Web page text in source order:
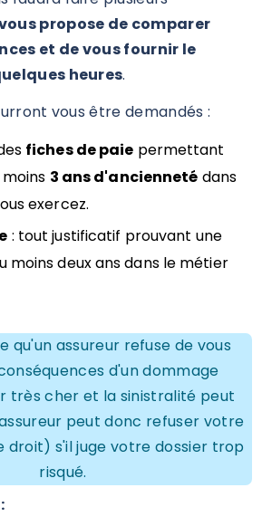
propose de comparer
et de vous fournir le
heures.
vous être demandés :
fiches de paie permettant
3 ans d'ancienneté dans
exercez.
: tout justificatif prouvant une
moins deux ans dans le métier
qu'un assureur refuse de vous
d'un dommage
très cher et la sinistralité peut
peut donc refuser votre
droit) s'il juge votre dossier trop
risqué.